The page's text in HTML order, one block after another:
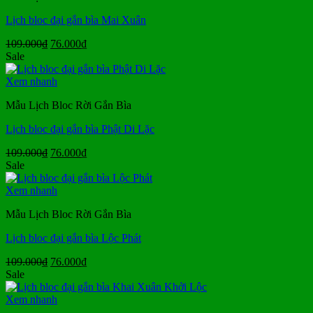
Lịch bloc đại gắn bìa Mai Xuân
109.000₫ Giá
là:
109.000₫.
76.000₫Giá
tại
Sale
Xem nhanh
Mẫu Lịch Bloc Rời Gắn Bìa
Lịch bloc đại gắn bìa Phật Di Lặc
109.000₫ Giá
là:
109.000₫.
76.000₫Giá
tại
Sale
Xem nhanh
Mẫu Lịch Bloc Rời Gắn Bìa
Lịch bloc đại gắn bìa Lộc Phát
109.000₫ Giá
là:
109.000₫.
76.000₫Giá
tại
Sale
Xem nhanh